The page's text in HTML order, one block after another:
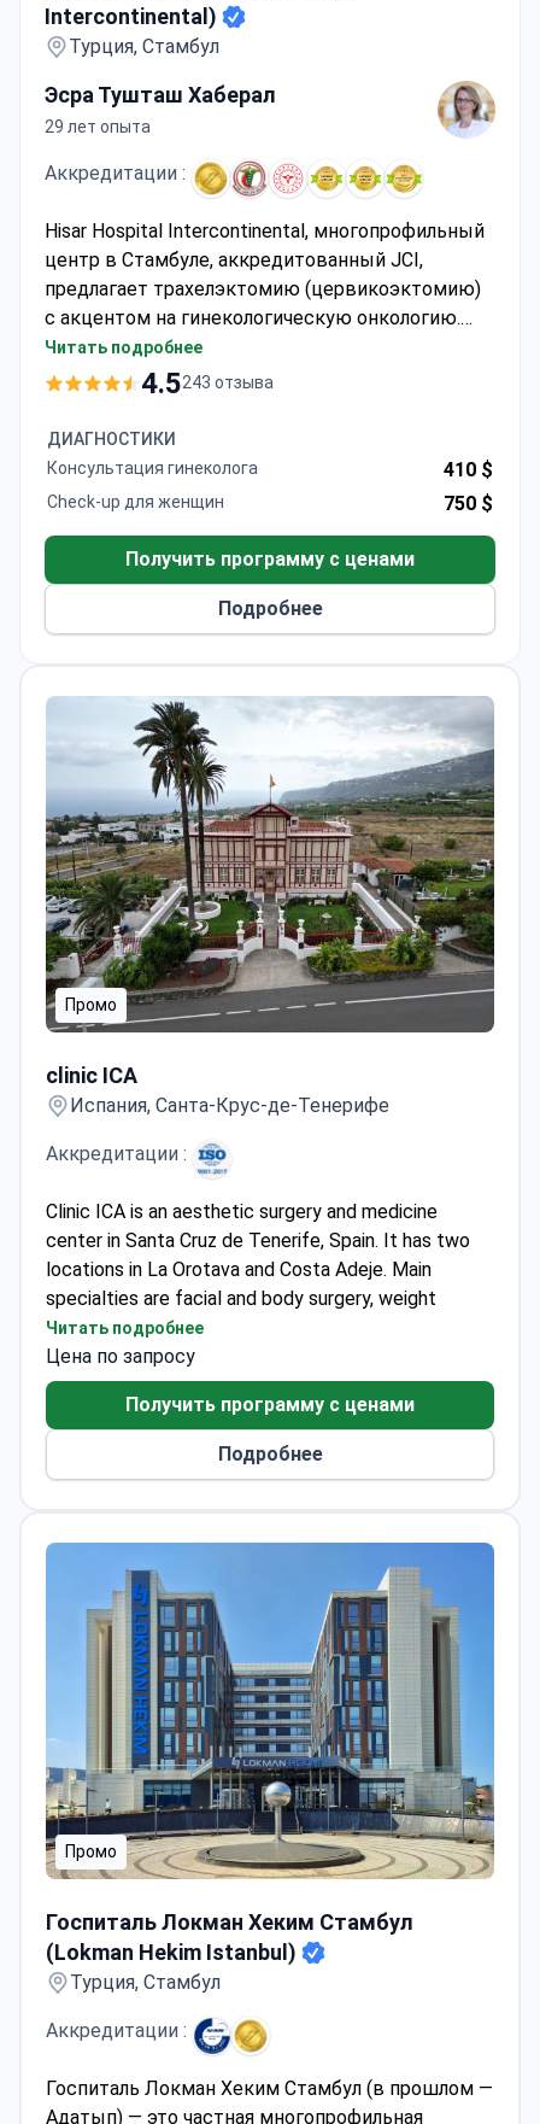
Intercontinental)
Турция, Стамбул
Эсра Тушташ Хаберал
29 лет опыта
Аккредитации :
Hisar Hospital Intercontinental, многопрофильный
центр в Стамбуле, аккредитованный JCI,
предлагает трахелэктомию (цервикоэктомию)
с акцентом на гинекологическую онкологию.
Доктор Эсра Тустас Хаберал,
сертифицированный акушер-гинеколог,
Schering Germany, специализируется на
малоинвазивных процедурах, включая
лапароскопические и гистероскопические
более 500 000 пациентов, включая иностранных
посетителей из Европы, СНГ и Балкан.
Читать подробнее
4.5243 отзыва
ДИАГНОСТИКИ
Консультация гинеколога
410 $
Check-up для женщин 750 $
Получить программу с ценами
Подробнее
Промо
clinic ICA
Испания, Санта-Крус-де-Тенерифе
Аккредитации :
Clinic ICA is an aesthetic surgery and medicine
center in Santa Cruz de Tenerife, Spain. It has two
locations in La Orotava and Costa Adeje. Main
specialties are facial and body surgery, weight
management, and hair restoration. Four doctors lead
the team, headed by Dr. Sonia Díaz. They perform
rhinoplasty, blepharoplasty, and breast augmentation
with full follow-up care.
The clinic holds ISO 9001 certification for quality
management. Dr. Díaz received the Professional
handles gastric sleeve and balloon procedures. The
team uses CoolSculpting for fat reduction and
Ultherapy Prime for non-invasive lifting. DEEPSPOT
fractional laser and Hydrafacial systems support
skin rejuvenation.
Читать подробнее
Цена по запросу
Получить программу с ценами
Подробнее
Промо
Госпиталь Локман Хеким Стамбул
(Lokman Hekim Istanbul)
Турция, Стамбул
Аккредитации :
Госпиталь Локман Хеким Стамбул (в прошлом —
Адатып) — это частная многопрофильная